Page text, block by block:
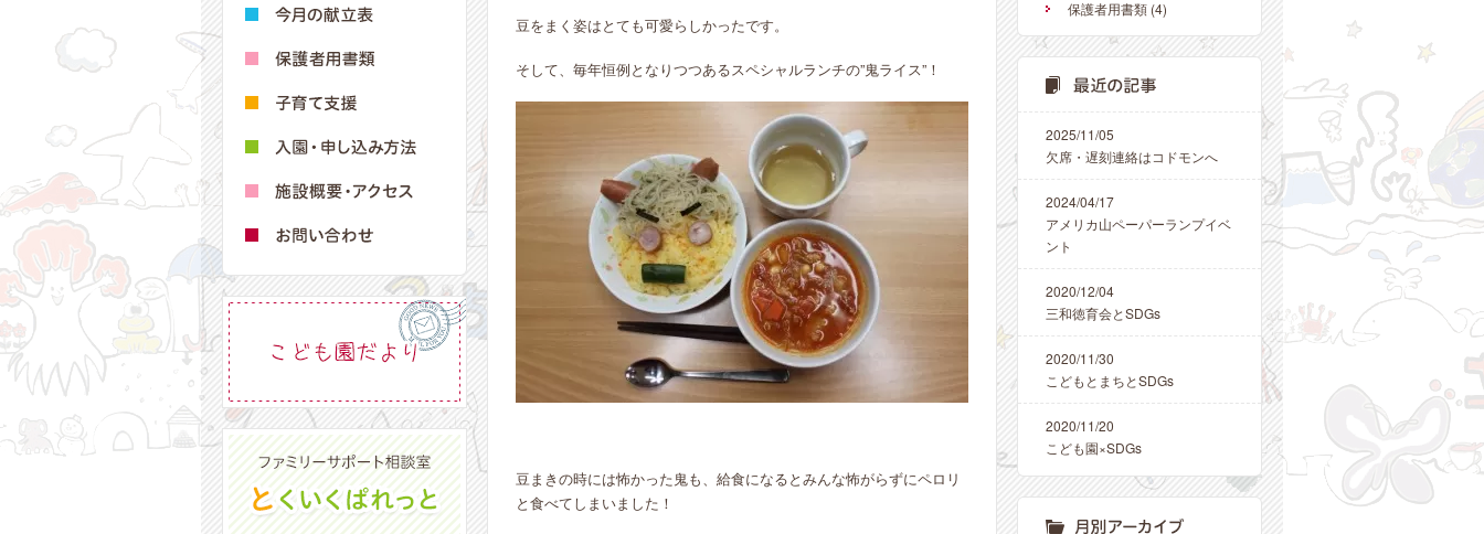
豆をまく姿はとても可愛らしかったです。
そして、毎年恒例となりつつあるスペシャルランチの”鬼ライス”！
豆まきの時には怖かった鬼も、給食になるとみんな怖がらずにペロリ
と食べてしまいました！
保護者用書類 (4)
2025/11/05
欠席・遅刻連絡はコドモンへ
2024/04/17
アメリカ山ペーパーランプイベ
ント
2020/12/04
三和徳育会とSDGs
2020/11/30
こどもとまちとSDGs
2020/11/20
こども園×SDGs